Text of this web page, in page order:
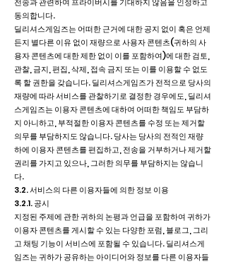
동의합니다.
딜리셔스게임즈는 어떠한 근거에 대한 공지 없이 혹은 언제
든지 별다른 이유 없이 재량으로 사용자 콘텐츠(귀하의 사
용자 콘텐츠에 대한 제한 없이 이를 포함하여)에 대한 검토,
관찰, 금지, 편집, 삭제, 접속 금지 또는 이를 이용할 수 없도
록 할 권한을 갖습니다. 딜리셔스게임즈가 전적으로 당사의
재량에 따라 서비스를 관찰하기로 결정한 경우에도, 딜리셔
스게임즈는 이용자 콘텐츠에 대하여 어떠한 책임도 부담하
지 아니하고, 부적절한 이용자 콘텐츠를 수정 또는 제거할
의무를 부담하지도 않습니다. 당사는 당사의 전적인 재량
하에 이용자 콘텐츠를 편집하고, 전송을 거부하거나 제거할
권리를 가지고 있으나, 그러한 의무를 부담하지는 않습니
다.
3.2. 서비스의 다른 이용자들에 의한 정보 이용
3.2.1. 공시
지정된 주제에 관한 귀하의 논평과 언급을 포함하여 귀하가
이용자 콘텐츠를 게시할 수 있는 다양한 포럼, 블로그, 그리
고 채팅 기능이 서비스에 포함될 수 있습니다. 딜리셔스게
임즈는 귀하가 공유하는 아이디어와 정보를 다른 이용자들